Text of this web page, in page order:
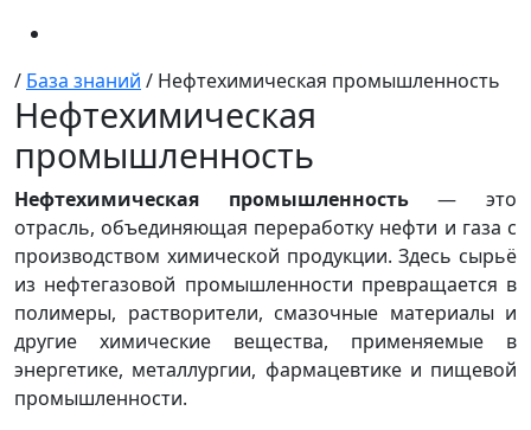
/ База знаний / Нефтехимическая промышленность
Нефтехимическая
промышленность
Нефтехимическая промышленность— это
отрасль, объединяющая переработку нефти и газа с
производством химической продукции. Здесь сырьё
из нефтегазовой промышленности превращается в
полимеры, растворители, смазочные материалы и
другие химические вещества, применяемые в
энергетике, металлургии, фармацевтике и пищевой
промышленности.